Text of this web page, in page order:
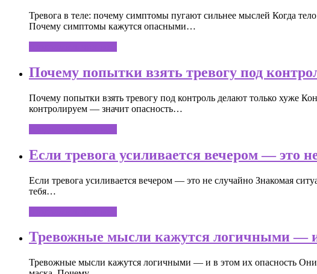
Тревога в теле: почему симптомы пугают сильнее мыслей Когда
Почему симптомы кажутся опасными…
Почему попытки взять тревогу под
Почему попытки взять тревогу под контроль делают только хуже
контролируем — значит опасность…
Если тревога усиливается вечером — это
Если тревога усиливается вечером — это не случайно Знакомая
тебя…
Тревожные мысли кажутся логичными — и
Тревожные мысли кажутся логичными — и в этом их опасность Они